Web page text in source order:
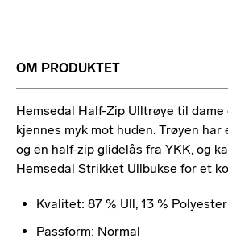
OM PRODUKTET
Hemsedal Half-Zip Ulltrøye til dame
kjennes myk mot huden. Trøyen har
og en half-zip glidelås fra YKK, og
Hemsedal Strikket Ullbukse for et
Kvalitet: 87 % Ull, 13 % Polyester
Passform: Normal